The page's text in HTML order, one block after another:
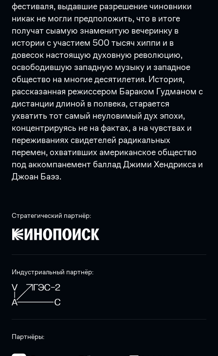
фестиваля, выдавшие разрешение чиновники
никак не могли предположить, что в итоге
получат сыамую знаменитую вечеринку в
истории с участием 500 тысяч хиппи и в
довесок настоящую духовную революцию,
освободившую западную музыку и западное
общество на многие десятилетия. История,
рассказанная режиссером Бараком Гудманом с
дистанции длиной в полвека, старается
ухватить тот самый неуловимый дух эпохи,
концентрируясь не на фактах, а на чувствах и
переживаниях свидетелей радикальных
перемен, охвативших американское общество
под аккомпанемент баллад Джими Хендрикса и
Джоан Баэз.
Стратегический партнёр:
Индустриальный партнёр:
Партнёры: